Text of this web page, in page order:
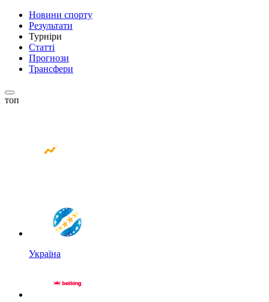
Новини спорту
Результати
Турніри
Статті
Прогнози
Трансфери
топ
Україна